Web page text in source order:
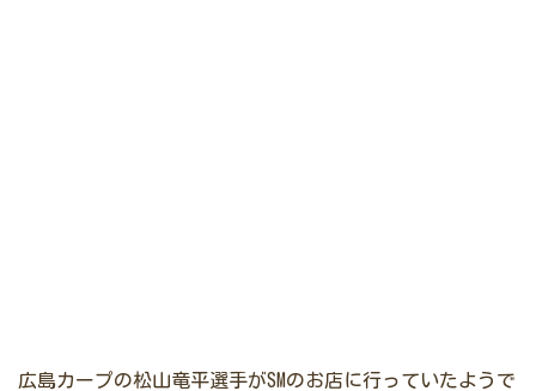
広島カープの松山竜平選手がSMのお店に行っていたようで